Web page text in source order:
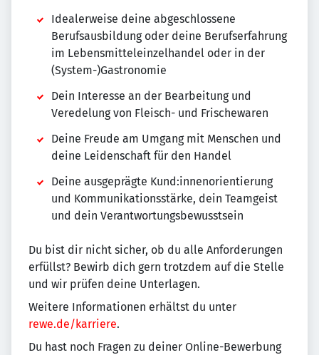
Idealerweise deine abgeschlossene
Berufsausbildung oder deine Berufserfahrung
im Lebensmitteleinzelhandel oder in der
(System-)Gastronomie
Dein Interesse an der Bearbeitung und
Veredelung von Fleisch- und Frischewaren
Deine Freude am Umgang mit Menschen und
deine Leidenschaft für den Handel
Deine ausgeprägte Kund:innenorientierung
und Kommunikationsstärke, dein Teamgeist
und dein Verantwortungsbewusstsein
Du bist dir nicht sicher, ob du alle Anforderungen
erfüllst? Bewirb dich gern trotzdem auf die Stelle
und wir prüfen deine Unterlagen.
Weitere Informationen erhältst du unter
rewe.de/karriere.
Du hast noch Fragen zu deiner Online-Bewerbung